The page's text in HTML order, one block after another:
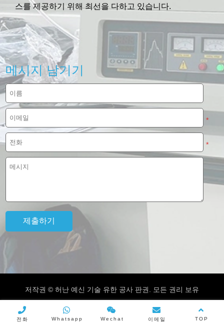
스를 제공하기 위해 최선을 다하고 있습니다.
메시지 남기기
*
*
저작권 © 허난 예신 기술 유한 공사 판권. 모든 권리 보유
전화 Whatsapp Wechat 이메일 TOP